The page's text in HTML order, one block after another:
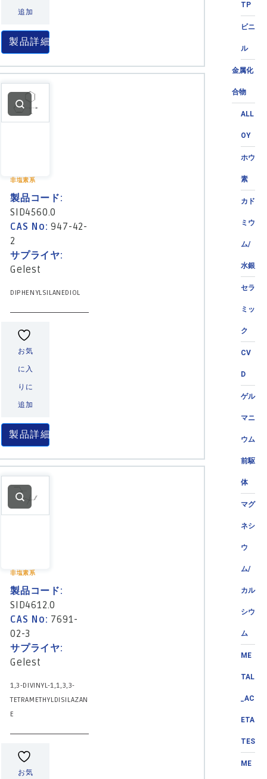
TP
ビニ
ル
金属化
合物
ALL
OY
ホウ
素
カド
ミウ
ム/
水銀
セラ
ミッ
ク
CV
D
ゲル
マニ
ウム
前駆
体
マグ
ネシ
ウ
ム/
カル
シウ
ム
ME
TAL
_AC
ETA
TES
ME
追加
製品詳細
非塩素系
製品コード:
SID4560.0
CAS No:947-42-
2
サプライヤ:
Gelest
DIPHENYLSILANEDIOL
お気
に入
りに
追加
製品詳細
非塩素系
製品コード:
SID4612.0
CAS No: 7691-
02-3
サプライヤ:
Gelest
1,3-DIVINYL-1,1,3,3-
TETRAMETHYLDISILAZAN
E
お気